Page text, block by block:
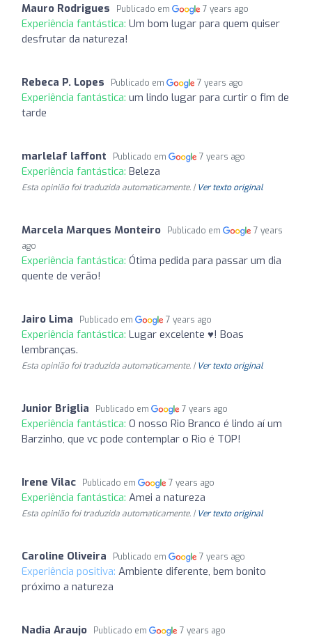
Mauro Rodrigues Publicado em 7 years ago
Experiência fantástica: Um bom lugar para quem quiser
desfrutar da natureza!
Rebeca P. Lopes Publicado em 7 years ago
Experiência fantástica: um lindo lugar para curtir o fim de
tarde
marlelaf laffont Publicado em 7 years ago
Experiência fantástica: Beleza
Esta opinião foi traduzida automaticamente. | Ver texto original
Marcela Marques Monteiro Publicado em
7 years
ago
Experiência fantástica: Ótima pedida para passar um dia
quente de verão!
Jairo Lima Publicado em 7 years ago
Experiência fantástica: Lugar excelente ♥️! Boas
lembranças.
Esta opinião foi traduzida automaticamente. | Ver texto original
Junior Briglia Publicado em 7 years ago
Experiência fantástica: O nosso Rio Branco é lindo aí um
Barzinho, que vc pode contemplar o Rio é TOP!
Irene Vilac Publicado em 7 years ago
Experiência fantástica: Amei a natureza
Esta opinião foi traduzida automaticamente. | Ver texto original
Caroline Oliveira Publicado em 7 years ago
Experiência positiva: Ambiente diferente, bem bonito
próximo a natureza
Nadia Araujo Publicado em 7 years ago